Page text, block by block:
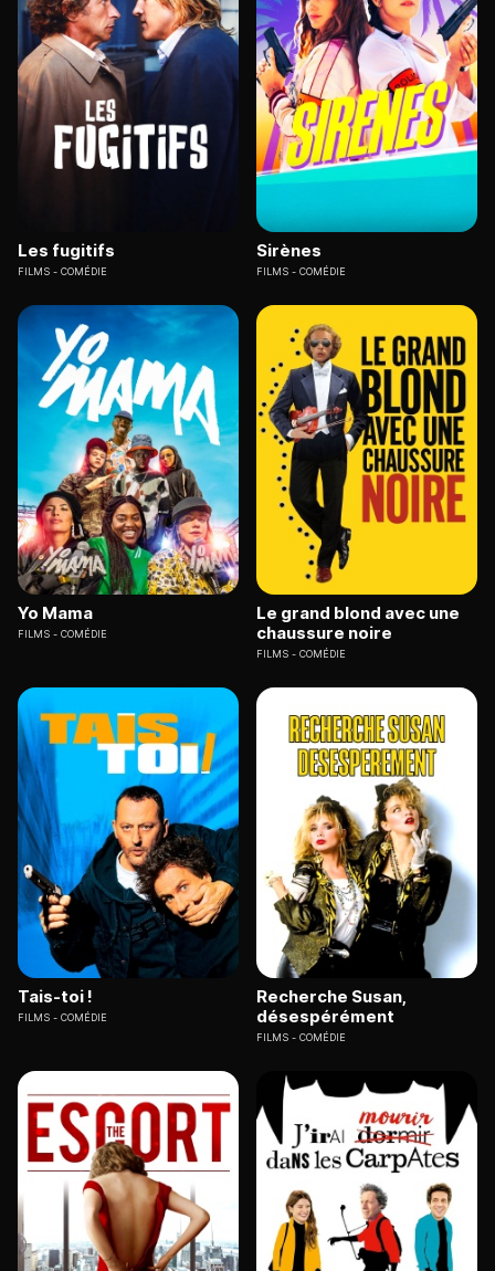
Les fugitifs
FILMS COMÉDIE
Sirènes
FILMS COMÉDIE
Yo Mama
FILMS COMÉDIE
Le grand blond avec une
chaussure noire
FILMS COMÉDIE
Tais-toi !
FILMS COMÉDIE
Recherche Susan,
désespérément
FILMS COMÉDIE